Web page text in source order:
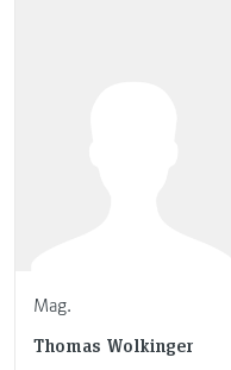
Mag.
Thomas Wolkinger